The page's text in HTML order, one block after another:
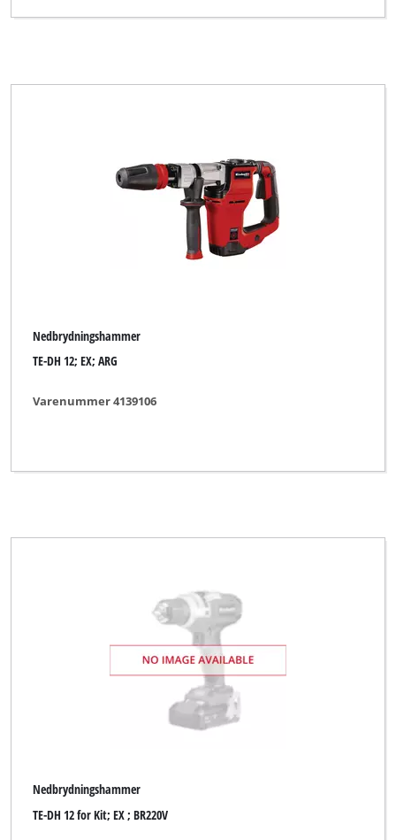
Nedbrydningshammer
TE-DH 12; EX; ARG
Varenummer 4139106
Nedbrydningshammer
TE-DH 12 for Kit; EX ; BR220V